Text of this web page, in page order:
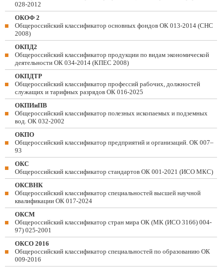
028-2012
ОКОФ 2
Общероссийский классификатор основных фондов ОК 013-2014 (СНС
2008)
ОКПД2
Общероссийский классификатор продукции по видам экономической
деятельности ОК 034-2014 (КПЕС 2008)
ОКПДТР
Общероссийский классификатор профессий рабочих, должностей
служащих и тарифных разрядов ОК 016-2025
ОКПИиПВ
Общероссийский классификатор полезных ископаемых и подземных
вод. ОК 032-2002
ОКПО
Общероссийский классификатор предприятий и организаций. ОК 007–
93
ОКС
Общероссийский классификатор стандартов ОК 001-2021 (ИСО МКС)
ОКСВНК
Общероссийский классификатор специальностей высшей научной
квалификации ОК 017-2024
ОКСМ
Общероссийский классификатор стран мира ОК (МК (ИСО 3166) 004-
97) 025-2001
ОКСО 2016
Общероссийский классификатор специальностей по образованию ОК
009-2016